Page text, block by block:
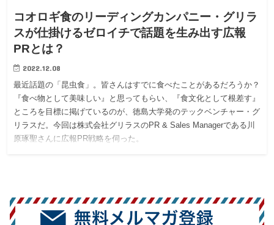
コオロギ食のリーディングカンパニー・グリラ
スが仕掛けるゼロイチで話題を生み出す広報
PRとは？
2022.12.08
最近話題の「昆虫食」。皆さんはすでに食べたことがあるだろうか？
『食べ物として美味しい』と思ってもらい、『食文化として根差す』
ところを目標に掲げているのが、徳島大学発のテックベンチャー・グ
リラスだ。今回は株式会社グリラスのPR & Sales Managerである川
原琢聖さんに広報PR戦略を伺った。